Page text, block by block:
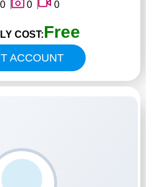
0 0 0
ACCOUNT
COST:Free